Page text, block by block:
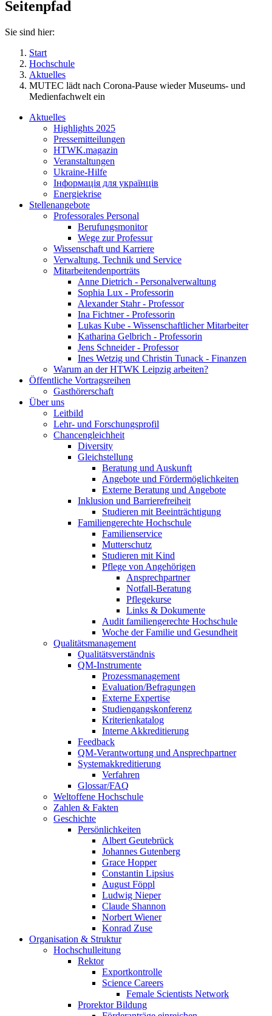
Seitenpfad
Sie sind hier:
Start
Hochschule
Aktuelles
MUTEC lädt nach Corona-Pause wieder Museums- und
Medienfachwelt ein
Aktuelles
Highlights 2025
Pressemitteilungen
HTWK.magazin
Veranstaltungen
Ukraine-Hilfe
Інформація для українців
Energiekrise
Stellenangebote
Professorales Personal
Berufungsmonitor
Wege zur Professur
Wissenschaft und Karriere
Verwaltung, Technik und Service
Mitarbeitendenporträts
Anne Dietrich - Personalverwaltung
Sophia Lux - Professorin
Alexander Stahr - Professor
Ina Fichtner - Professorin
Lukas Kube - Wissenschaftlicher Mitarbeiter
Katharina Gelbrich - Professorin
Jens Schneider - Professor
Ines Wetzig und Christin Tunack - Finanzen
Warum an der HTWK Leipzig arbeiten?
Öffentliche Vortragsreihen
Gasthörerschaft
Über uns
Leitbild
Lehr- und Forschungsprofil
Chancengleichheit
Diversity
Gleichstellung
Beratung und Auskunft
Angebote und Fördermöglichkeiten
Externe Beratung und Angebote
Inklusion und Barrierefreiheit
Studieren mit Beeinträchtigung
Familiengerechte Hochschule
Familienservice
Mutterschutz
Studieren mit Kind
Pflege von Angehörigen
Ansprechpartner
Notfall-Beratung
Pflegekurse
Links & Dokumente
Audit familiengerechte Hochschule
Woche der Familie und Gesundheit
Qualitätsmanagement
Qualitätsverständnis
QM-Instrumente
Prozessmanagement
Evaluation/Befragungen
Externe Expertise
Studiengangskonferenz
Kriterienkatalog
Interne Akkreditierung
Feedback
QM-Verantwortung und Ansprechpartner
Systemakkreditierung
Verfahren
Glossar/FAQ
Weltoffene Hochschule
Zahlen & Fakten
Geschichte
Persönlichkeiten
Albert Geutebrück
Johannes Gutenberg
Grace Hopper
Constantin Lipsius
August Föppl
Ludwig Nieper
Claude Shannon
Norbert Wiener
Konrad Zuse
Organisation & Struktur
Hochschulleitung
Rektor
Exportkontrolle
Science Careers
Female Scientists Network
Prorektor Bildung